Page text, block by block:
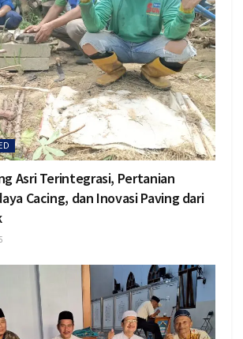
Asri Terintegrasi, Pertanian
Cacing, dan Inovasi Paving dari